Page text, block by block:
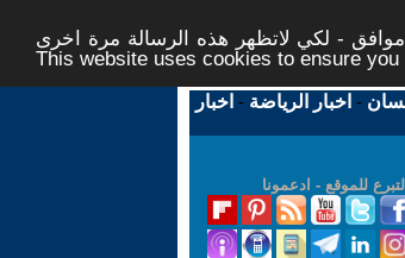
- لكي لاتظهر هذه الرسالة مرة اخرى -
This website uses cookies to ensure
- اخبار الرياضة - اخبار
التبرع للموقع - ادعمونا